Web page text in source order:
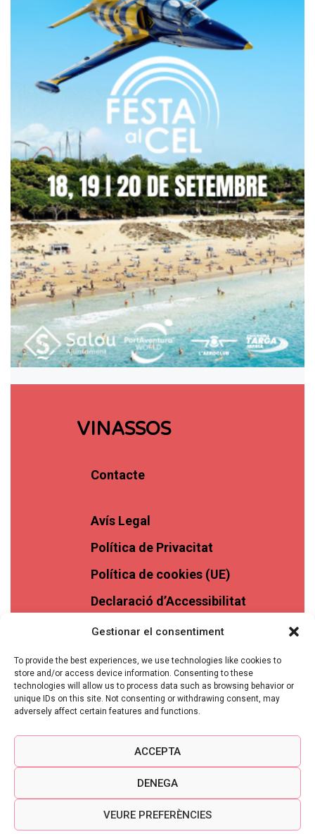
Gestionar el consentiment
To provide the best experiences, we use technologies like cookies to
store and/or access device information. Consenting to these
technologies will allow us to process data such as browsing behavior or
unique IDs on this site. Not consenting or withdrawing consent, may
adversely affect certain features and functions.
ACCEPTA
DENEGA
VEURE PREFERÈNCIES
VINASSOS
Contacte
Avís Legal
Política de Privacitat
Política de cookies (UE)
Declaració d’Accessibilitat
VINASSOS © 2026 TOTS ELS DRETS RESERVATS -